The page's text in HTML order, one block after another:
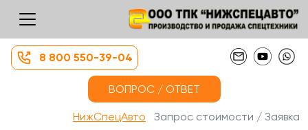
8 800 550-39-04
ВОПРОС / ОТВЕТ
НижСпецАвто Запрос стоимости / Заявка